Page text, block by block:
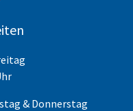
& Donnerstag